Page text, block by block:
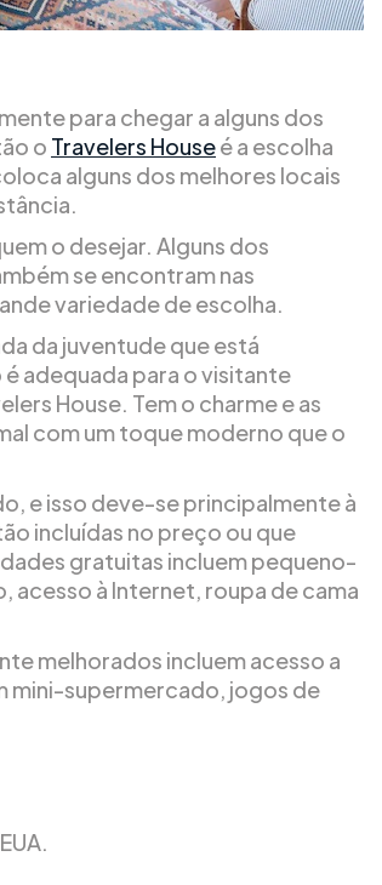
para chegar a alguns dos
o Travelers Houseé a escolha
alguns dos melhores locais
o desejar. Alguns dos
se encontram nas
variedade de escolha.
da juventude que está
adequada para o visitante
House. Tem o charme e as
com um toque moderno que o
e isso deve-se principalmente à
incluídas no preço ou que
gratuitas incluem pequeno-
à Internet, roupa de cama
melhorados incluem acesso a
mini-supermercado, jogos de